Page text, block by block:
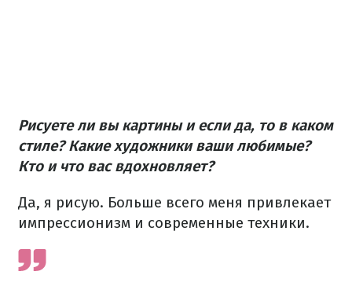
Рисуете ли вы картины и если да, то в каком
стиле? Какие художники ваши любимые?
Кто и что вас вдохновляет?
Да, я рисую. Больше всего меня привлекает
импрессионизм и современные техники.